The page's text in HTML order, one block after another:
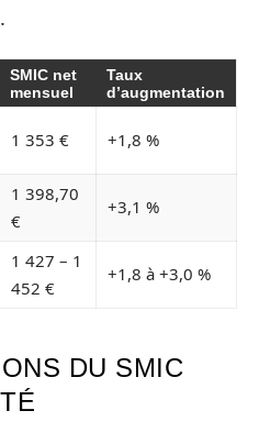
SMIC net
mensuel
Taux
d’augmentation
1 353 € +1,8 %
1 398,70
€
+3,1 %
1 427 – 1
452 €
+1,8 à +3,0 %
DU SMIC